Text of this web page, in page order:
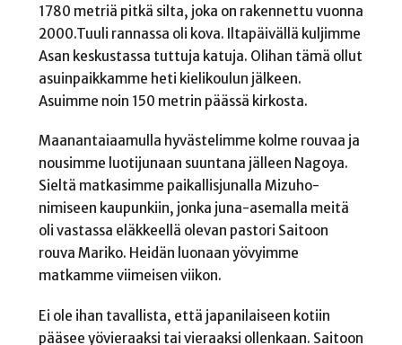
1780 metriä pitkä silta, joka on rakennettu vuonna
2000.Tuuli rannassa oli kova. Iltapäivällä kuljimme
Asan keskustassa tuttuja katuja. Olihan tämä ollut
asuinpaikkamme heti kielikoulun jälkeen.
Asuimme noin 150 metrin päässä kirkosta.
Maanantaiaamulla hyvästelimme kolme rouvaa ja
nousimme luotijunaan suuntana jälleen Nagoya.
Sieltä matkasimme paikallisjunalla Mizuho-
nimiseen kaupunkiin, jonka juna-asemalla meitä
oli vastassa eläkkeellä olevan pastori Saitoon
rouva Mariko. Heidän luonaan yövyimme
matkamme viimeisen viikon.
Ei ole ihan tavallista, että japanilaiseen kotiin
pääsee yövieraaksi tai vieraaksi ollenkaan. Saitoon